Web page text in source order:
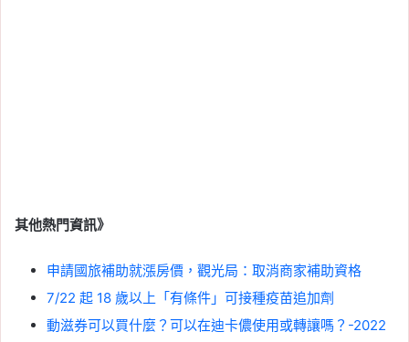
其他熱門資訊》
申請國旅補助就漲房價，觀光局：取消商家補助資格
7/22 起 18 歲以上「有條件」可接種疫苗追加劑
動滋券可以買什麼？可以在迪卡儂使用或轉讓嗎？-2022